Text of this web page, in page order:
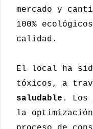
mercado y
100%
calidad.
El local ha
tóxicos, a
saludable . Los
la